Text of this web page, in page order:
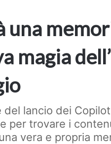
una
magia
del lancio dei
per trovare i
vera e propria